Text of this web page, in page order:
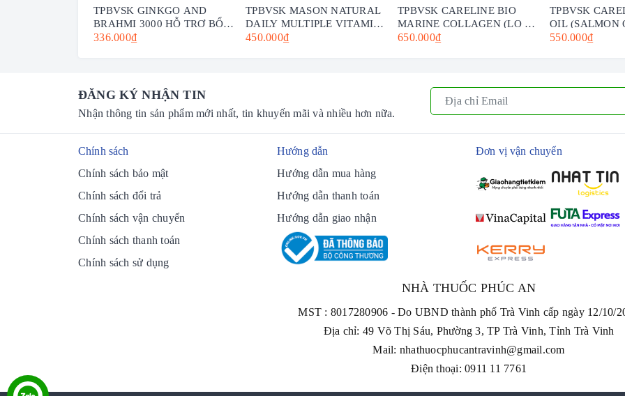
TPBVSK GINKGO AND
BRAHMI 3000 HỖ TRỢ BỔ
NÃO - HENRY BLOOMS (30
336.000₫
TPBVSK MASON NATURAL
DAILY MULTIPLE VITAMINS
WITH MINERAS HỘP 60
450.000₫
TPBVSK CARELINE BIO
MARINE COLLAGEN (LỌ 60
VIÊN)-HỖ TRỢ LÀM ĐẸP
650.000₫
TPBVSK
OIL (SALMON
(LỌ 100 VIÊN)
550.000₫
ĐĂNG KÝ NHẬN TIN
Nhận thông tin sản phẩm mới nhất, tin khuyến mãi và nhiều hơn nữa.
Chính sách
Chính sách bảo mật
Chính sách đổi trả
Chính sách vận chuyển
Chính sách thanh toán
Chính sách sử dụng
Hướng dẫn
Hướng dẫn mua hàng
Hướng dẫn thanh toán
Hướng dẫn giao nhận
Đơn vị vận chuyển
NHÀ THUỐC PHÚC AN
MST : 8017280906 - Do UBND thành phố Trà Vinh cấp ngày 12/10/
Địa chỉ: 49 Võ Thị Sáu, Phường 3, TP Trà Vinh, Tỉnh Trà Vinh
Mail: nhathuocphucantravinh@gmail.com
Điện thoại: 0911 11 7761